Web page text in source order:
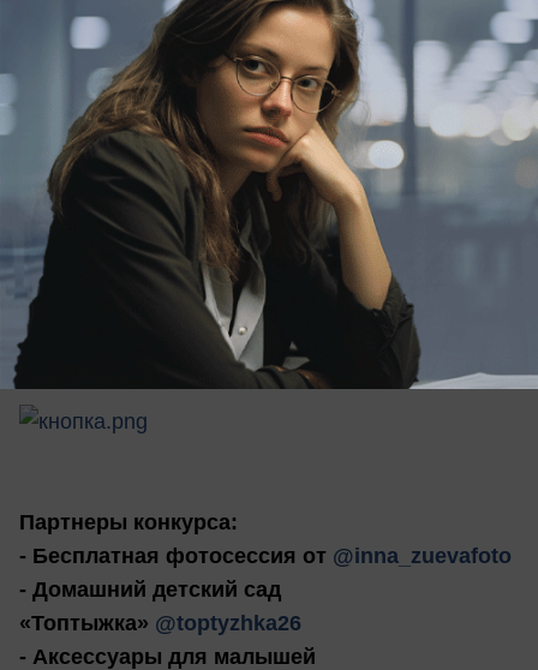
(Пример: Я, Иванова Лидия Петровна, разрешаю
использовать фото своего ребенка Ивановой
Дарьи Сергеевны, 02.11.2012 г.р., на сайте
bloknot-stavropol.ru
в конкурсе «Самая чудесная
улыбка ребенка 2020», дата и подпись). Можно
оформить заявку от руки, а на почту
news@bloknot-stavropol.ru
прислать фотографию
согласия.
- Фотографию родителя и ребенка;
- Несколько предложений о вашем ребенке или
веселую историю о нем.
Партнеры конкурса:
- Бесплатная фотосессия от @inna_zuevafoto
- Домашний детский сад
«Топтыжка» @toptyzhka26
- Аксессуары для малышей